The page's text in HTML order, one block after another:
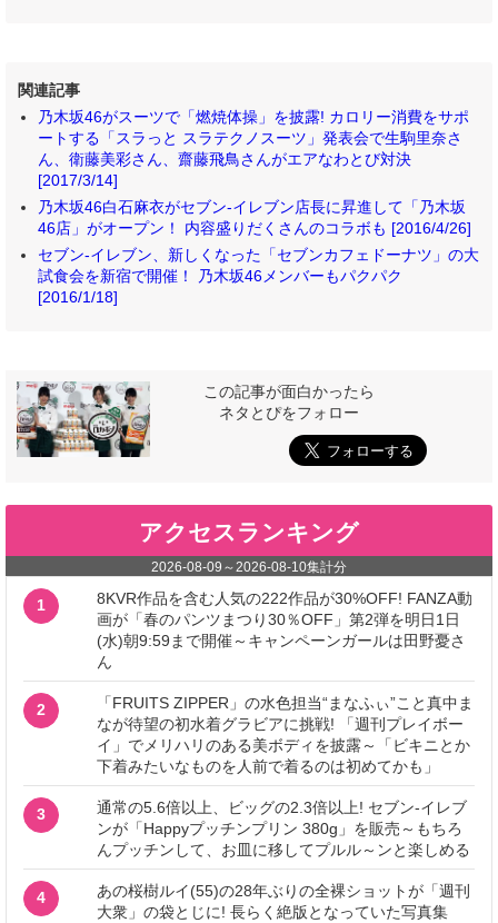
関連記事
乃木坂46がスーツで「燃焼体操」を披露! カロリー消費をサポ
ートする「スラっと スラテクノスーツ」発表会で生駒里奈さ
ん、衛藤美彩さん、齋藤飛鳥さんがエアなわとび対決
[2017/3/14]
乃木坂46白石麻衣がセブン‐イレブン店長に昇進して「乃木坂
46店」がオープン！ 内容盛りだくさんのコラボも [2016/4/26]
セブン-イレブン、新しくなった「セブンカフェドーナツ」の大
試食会を新宿で開催！ 乃木坂46メンバーもパクパク
[2016/1/18]
この記事が面白かったら
ネタとぴをフォロー
アクセスランキング
2026-08-09 ～2026-08-10集計分
1
8KVR作品を含む人気の222作品が30%OFF! FANZA動
画が「春のパンツまつり30％OFF」第2弾を明日1日
(水)朝9:59まで開催～キャンペーンガールは田野憂さ
ん
2
「FRUITS ZIPPER」の水色担当“まなふぃ”こと真中ま
なが待望の初水着グラビアに挑戦! 「週刊プレイボー
イ」でメリハリのある美ボディを披露～「ビキニとか
下着みたいなものを人前で着るのは初めてかも」
3
通常の5.6倍以上、ビッグの2.3倍以上! セブン‐イレブ
ンが「Happyプッチンプリン 380g」を販売～もちろ
んプッチンして、お皿に移してプルル～ンと楽しめる
4
あの桜樹ルイ(55)の28年ぶりの全裸ショットが「週刊
大衆」の袋とじに! 長らく絶版となっていた写真集